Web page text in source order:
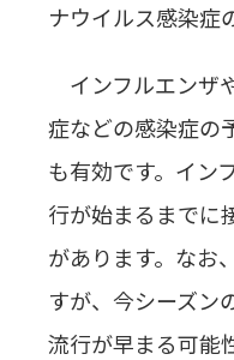
ナウイルス感染症
インフルエンザ
症などの感染症の
も有効です。イン
行が始まるまでに
があります。なお
すが、今シーズン
流行が早まる可能